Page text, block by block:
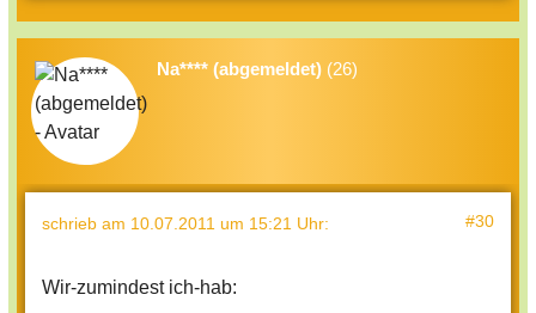
Na**** (abgemeldet) (26)
schrieb am 10.07.2011 um 15:21 Uhr: #30
Wir-zumindest ich-hab: